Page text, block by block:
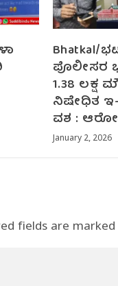
Bhatkal/
ಪೊಲೀಸರ
1.38 ಲಕ್ಷ
ನಿಷೇಧಿತ
ವಶ :
January 2, 2026
fields are